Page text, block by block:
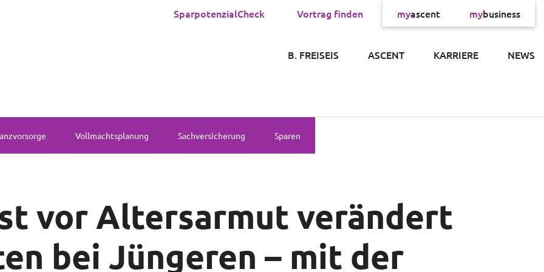
SparpotenzialCheck Vortrag finden myascent mybusiness
B. FREISEIS ASCENT KARRIERE NEWS
×
Vollmachtsplanung Sachversicherung Sparen
vor Altersarmut verändert
bei Jüngeren – mit der